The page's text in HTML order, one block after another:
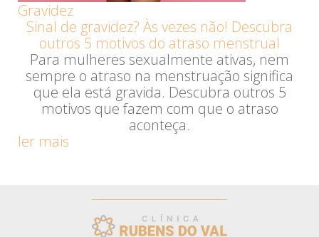
Gravidez
Sinal de gravidez? Às vezes não! Descubra
outros 5 motivos do atraso menstrual
Para mulheres sexualmente ativas, nem
sempre o atraso na menstruação significa
que ela está gravida. Descubra outros 5
motivos que fazem com que o atraso
aconteça.
ler mais